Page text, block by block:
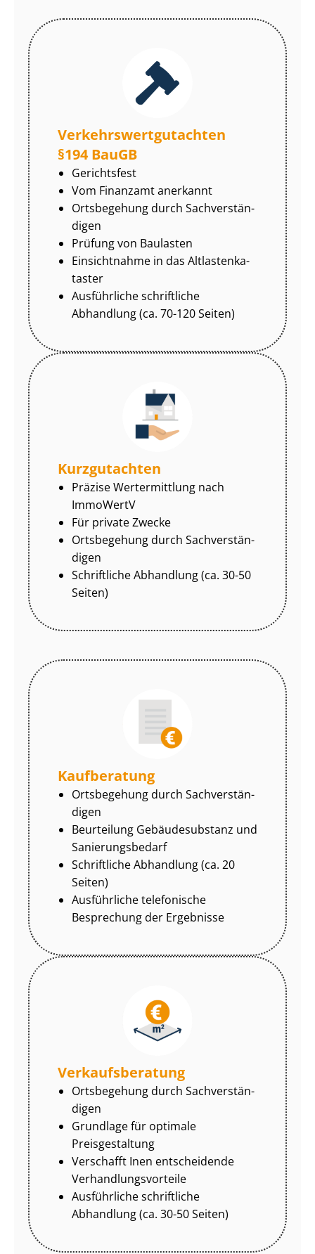
Ver­kehrs­wert­gut­ach­ten
§194 BauGB
Gerichtsfest
Vom Finanzamt anerkannt
Ortsbegehung durch Sach­ver­stän­
di­gen
Prüfung von Baulasten
Einsichtnahme in das Alt­las­ten­ka­
tas­ter
Ausführliche schriftliche
Abhandlung (ca. 70-120 Seiten)
Kurzgutachten
Präzise Wertermittlung nach
ImmoWertV
Für private Zwecke
Ortsbegehung durch Sach­ver­stän­
di­gen
Schriftliche Abhandlung (ca. 30-50
Seiten)
Kaufberatung
Ortsbegehung durch Sach­ver­stän­
di­gen
Beurteilung Gebäudesubstanz und
Sa­nie­rungs­be­darf
Schriftliche Abhandlung (ca. 20
Seiten)
Ausführliche telefonische
Besprechung der Ergebnisse
Ver­kaufs­be­ra­tung
Ortsbegehung durch Sach­ver­stän­
di­gen
Grundlage für optimale
Preisgestaltung
Verschafft Inen entscheidende
Ver­hand­lungs­vor­tei­le
Ausführliche schriftliche
Abhandlung (ca. 30-50 Seiten)